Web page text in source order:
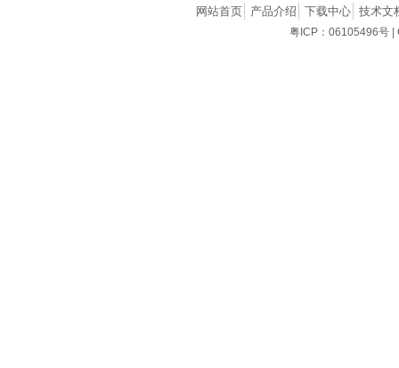
网站首页 产品介绍 下载中心 技术文
粤ICP：06105496号 |